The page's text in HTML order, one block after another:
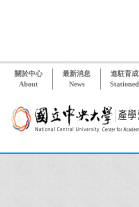
關於中心
About
最新消息
News
進駐育成
Stationed